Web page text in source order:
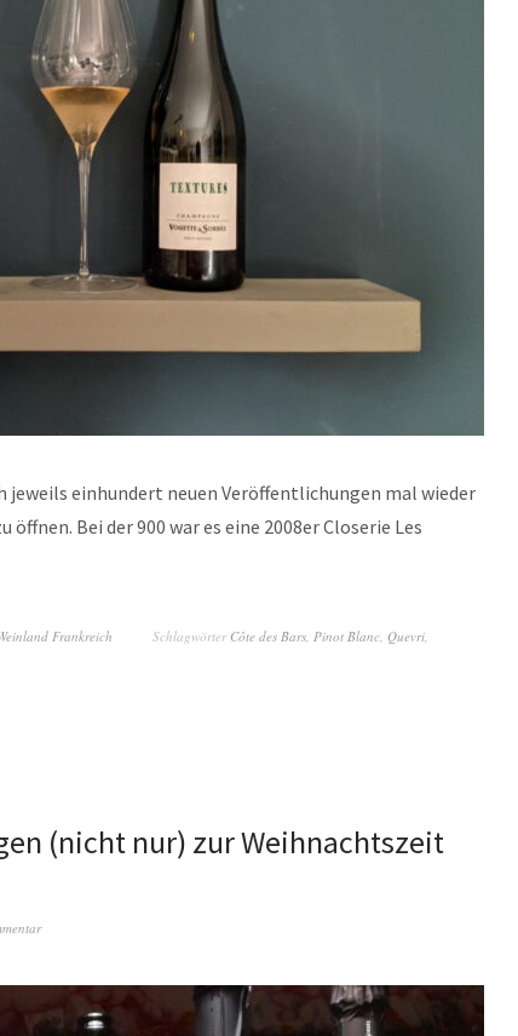
jeweils einhundert neuen Veröffentlichungen mal wieder
Bei der 900 war es eine 2008er Closerie Les
Frankreich Schlagwörter Côte des Bars, Pinot Blanc, Quevri,
(nicht nur) zur Weihnachtszeit